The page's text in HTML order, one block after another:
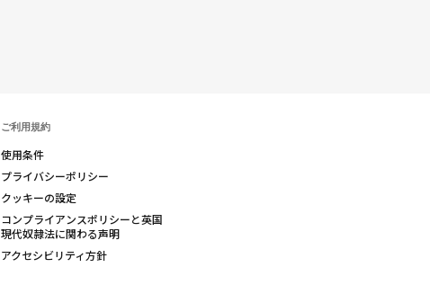
ご利用規約
使用条件
プライバシーポリシー
クッキーの設定
コンプライアンスポリシーと英国
現代奴隷法に関わる声明
アクセシビリティ方針